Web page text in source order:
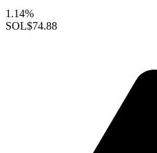
1.14%
SOL$74.88